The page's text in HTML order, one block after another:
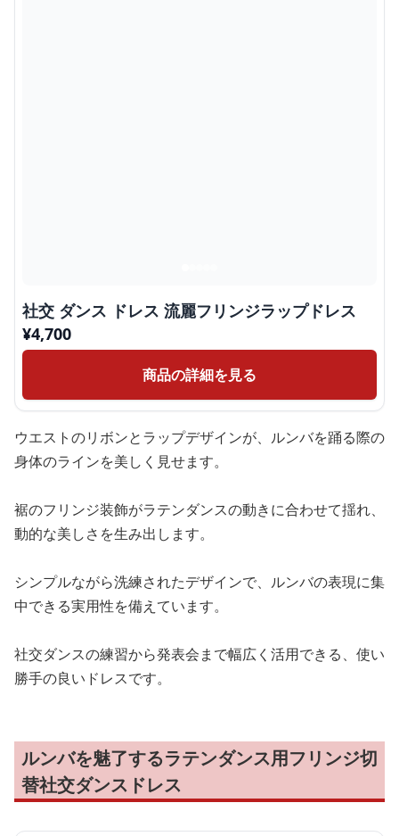
社交 ダンス ドレス 流麗フリンジラップドレス
¥4,700
商品の詳細を見る
ウエストのリボンとラップデザインが、ルンバを踊る際の
身体のラインを美しく見せます。
裾のフリンジ装飾がラテンダンスの動きに合わせて揺れ、
動的な美しさを生み出します。
シンプルながら洗練されたデザインで、ルンバの表現に集
中できる実用性を備えています。
社交ダンスの練習から発表会まで幅広く活用できる、使い
勝手の良いドレスです。
ルンバを魅了するラテンダンス用フリンジ切
替社交ダンスドレス